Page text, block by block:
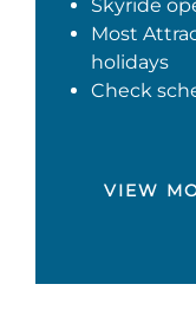
Skyride
Most
holidays
Check
VIEW